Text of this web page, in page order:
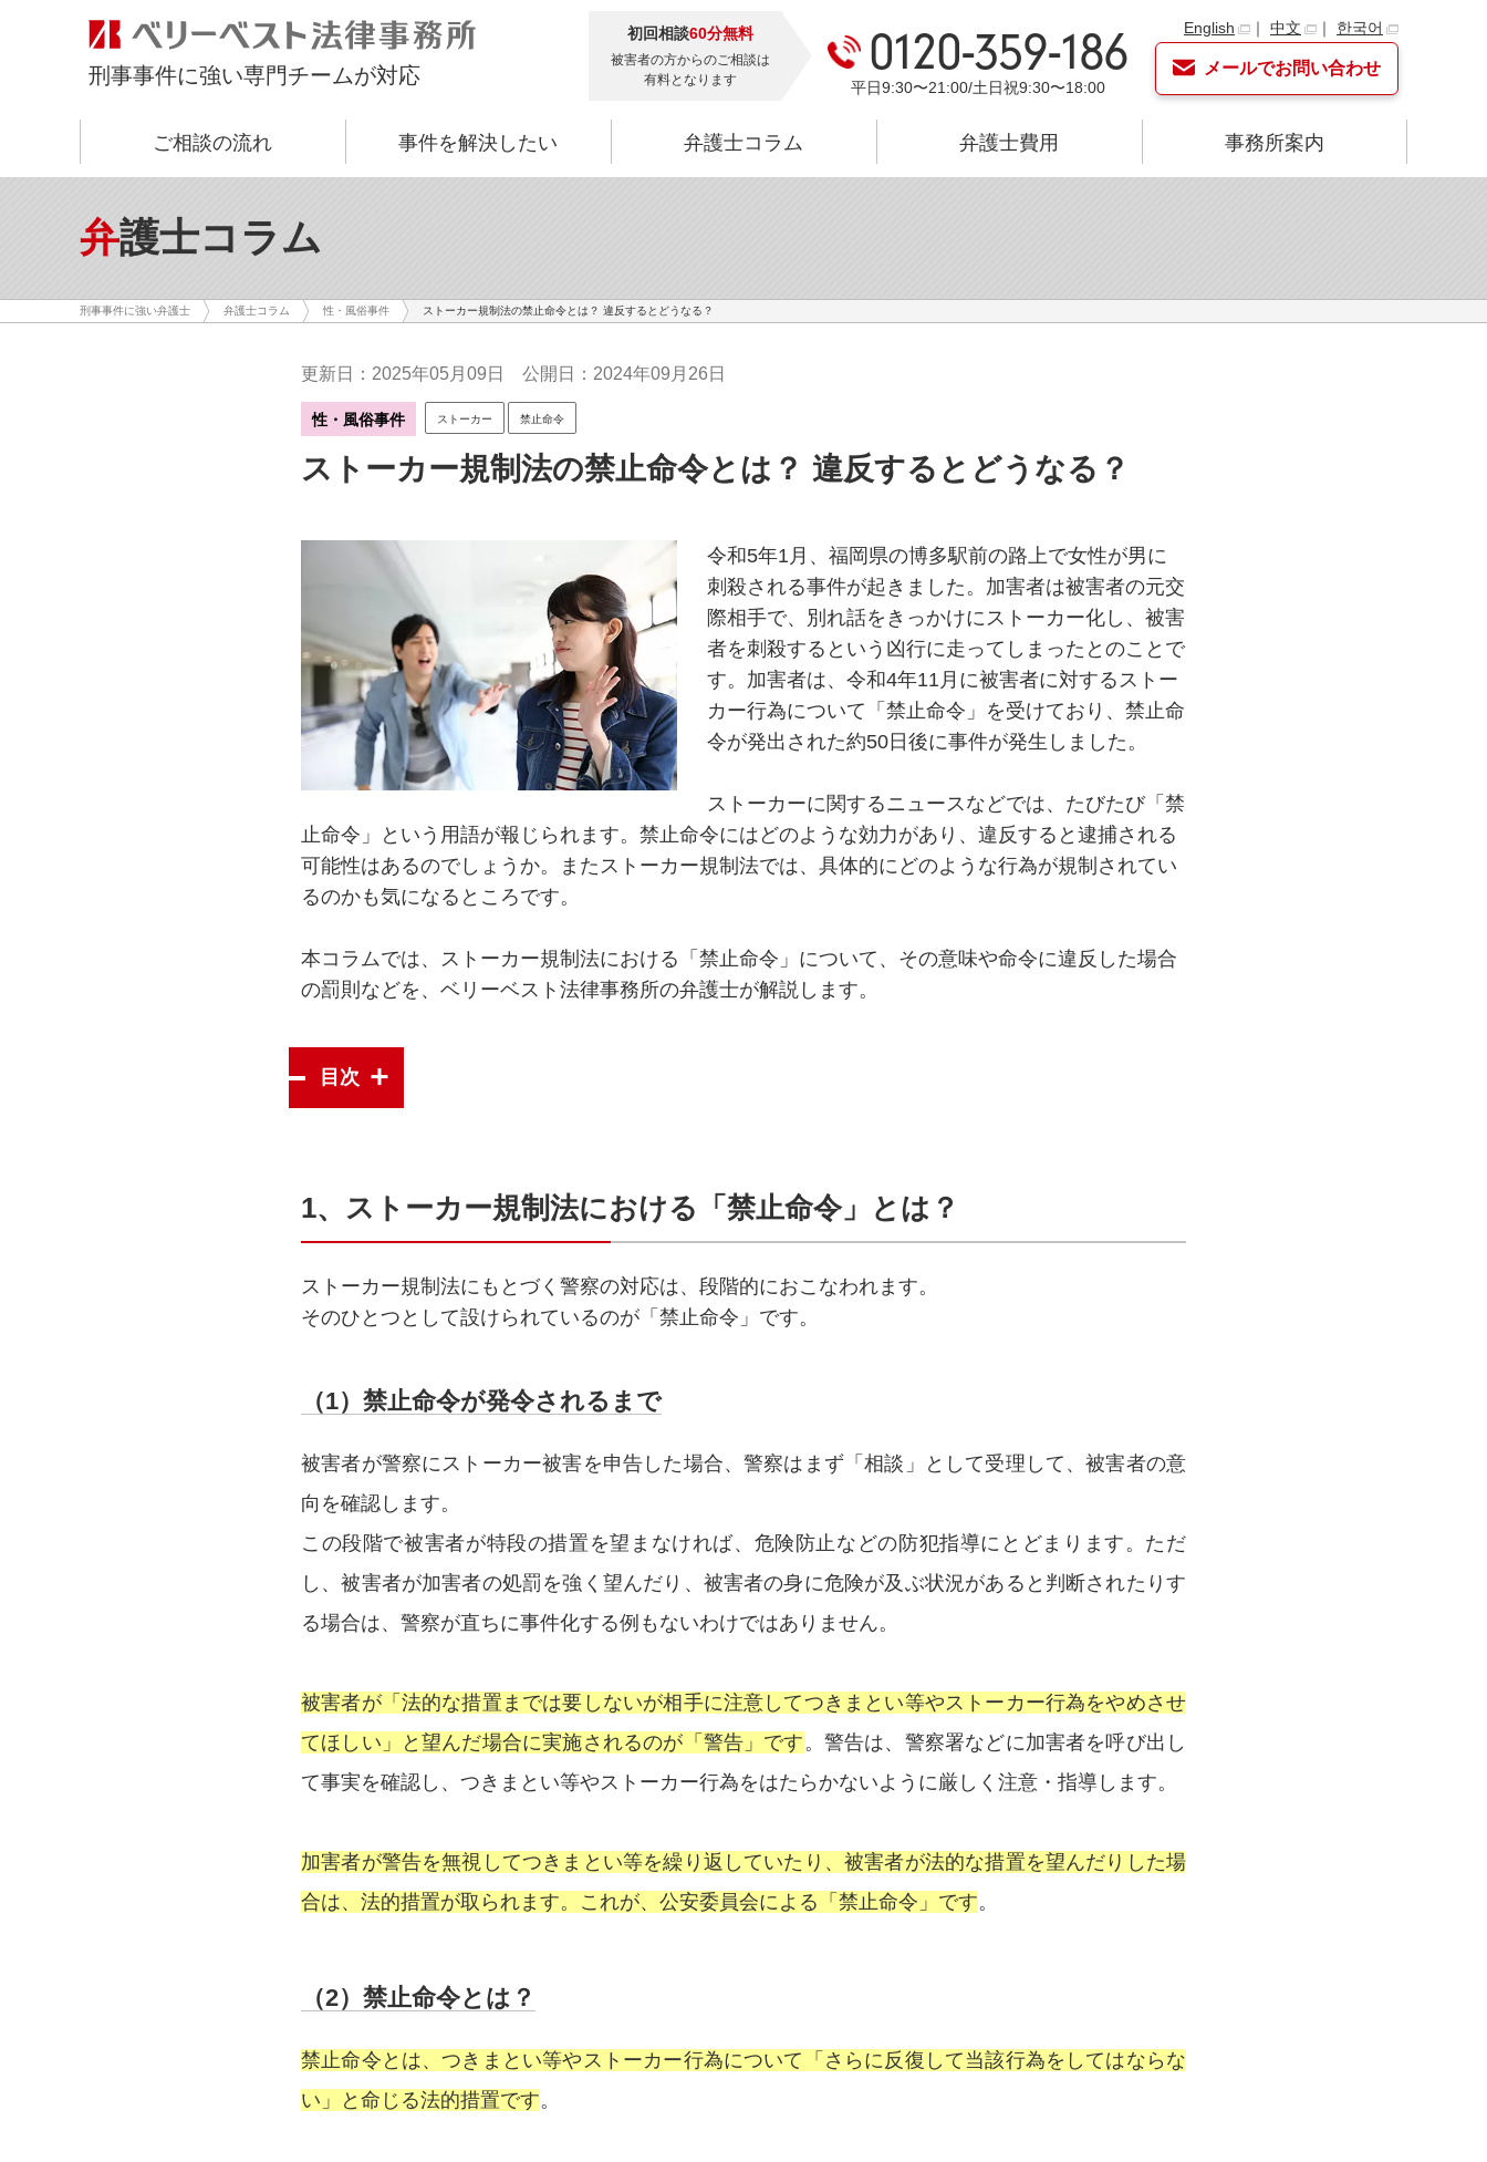
刑事事件に強い専門チームが対応
初回相談60分無料
被害者の方からのご相談は
有料となります
0120-359-186
平日9:30〜21:00/土日祝9:30〜18:00
English ｜ 中文 ｜ 한국어
メールでお問い合わせ
ご相談の流れ 事件を解決したい 弁護士コラム 弁護士費用 事務所案内
弁護士コラム
刑事事件に強い弁護士 弁護士コラム 性・風俗事件 ストーカー規制法の禁止命令とは？ 違反するとどうなる？
更新日：2025年05月09日 公開日：2024年09月26日
性・風俗事件 ストーカー 禁止命令
ストーカー規制法の禁止命令とは？ 違反するとどうなる？
令和5年1月、福岡県の博多駅前の路上で女性が男に
刺殺される事件が起きました。加害者は被害者の元交
際相手で、別れ話をきっかけにストーカー化し、被害
者を刺殺するという凶行に走ってしまったとのことで
す。加害者は、令和4年11月に被害者に対するストー
カー行為について「禁止命令」を受けており、禁止命
令が発出された約50日後に事件が発生しました。
ストーカーに関するニュースなどでは、たびたび「禁
止命令」という用語が報じられます。禁止命令にはどのような効力があり、違反すると逮捕される
可能性はあるのでしょうか。またストーカー規制法では、具体的にどのような行為が規制されてい
るのかも気になるところです。
本コラムでは、ストーカー規制法における「禁止命令」について、その意味や命令に違反した場合
の罰則などを、ベリーベスト法律事務所の弁護士が解説します。
目次
1、ストーカー規制法における「禁止命令」とは？
ストーカー規制法にもとづく警察の対応は、段階的におこなわれます。
そのひとつとして設けられているのが「禁止命令」です。
（1）禁止命令が発令されるまで
被害者が警察にストーカー被害を申告した場合、警察はまず「相談」として受理して、被害者の意
向を確認します。
この段階で被害者が特段の措置を望まなければ、危険防止などの防犯指導にとどまります。ただ
し、被害者が加害者の処罰を強く望んだり、被害者の身に危険が及ぶ状況があると判断されたりす
る場合は、警察が直ちに事件化する例もないわけではありません。
被害者が「法的な措置までは要しないが相手に注意してつきまとい等やストーカー行為をやめさせ
てほしい」と望んだ場合に実施されるのが「警告」です。警告は、警察署などに加害者を呼び出し
て事実を確認し、つきまとい等やストーカー行為をはたらかないように厳しく注意・指導します。
加害者が警告を無視してつきまとい等を繰り返していたり、被害者が法的な措置を望んだりした場
合は、法的措置が取られます。これが、公安委員会による「禁止命令」です。
（2）禁止命令とは？
禁止命令とは、つきまとい等やストーカー行為について「さらに反復して当該行為をしてはならな
い」と命じる法的措置です。